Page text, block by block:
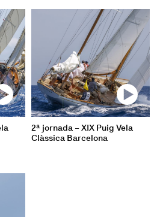
2ª jornada – XIX Puig Vela
Clàssica Barcelona